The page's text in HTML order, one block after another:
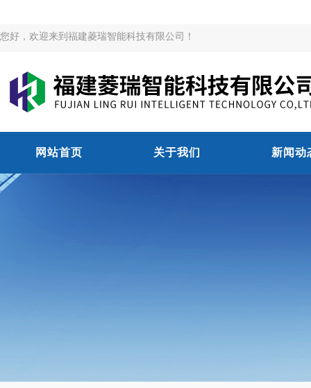
您好，欢迎来到福建菱瑞智能科技有限公司！
网站首页 关于我们 新闻动